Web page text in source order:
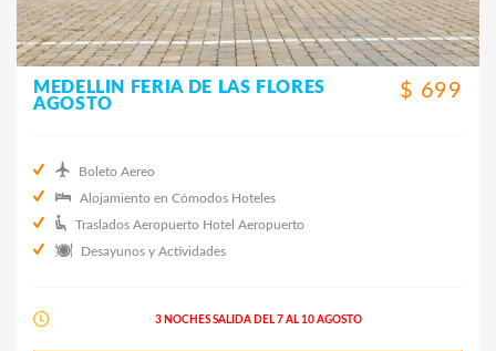
$ 699
MEDELLIN FERIA DE LAS FLORES
AGOSTO
Boleto Aereo
Alojamiento en Cómodos Hoteles
Traslados Aeropuerto Hotel Aeropuerto
Desayunos y Actividades
3 NOCHES SALIDA DEL 7 AL 10 AGOSTO